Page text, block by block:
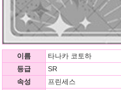
이름
타나카 코토하
등급
SR
속성
프린세스